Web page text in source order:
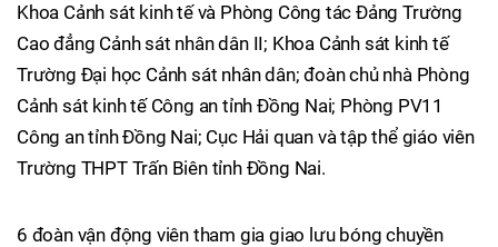
Khoa Cảnh sát kinh tế và Phòng Công tác Đảng Trường
Cao đẳng Cảnh sát nhân dân II; Khoa Cảnh sát kinh tế
Trường Đại học Cảnh sát nhân dân; đoàn chủ nhà Phòng
Cảnh sát kinh tế Công an tỉnh Đồng Nai; Phòng PV11
Công an tỉnh Đồng Nai; Cục Hải quan và tập thể giáo viên
Trường THPT Trấn Biên tỉnh Đồng Nai.
6 đoàn vận động viên tham gia giao lưu bóng chuyền